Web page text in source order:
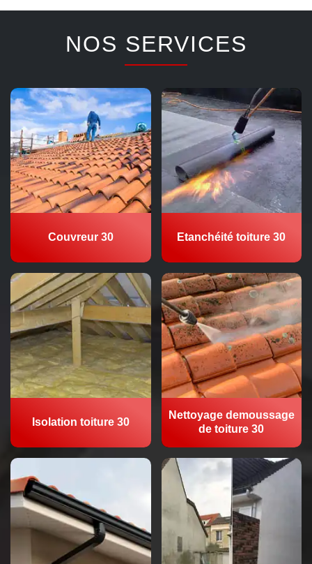
NOS SERVICES
Couvreur 30 Etanchéité toiture 30
Isolation toiture 30
Nettoyage demoussage
de toiture 30